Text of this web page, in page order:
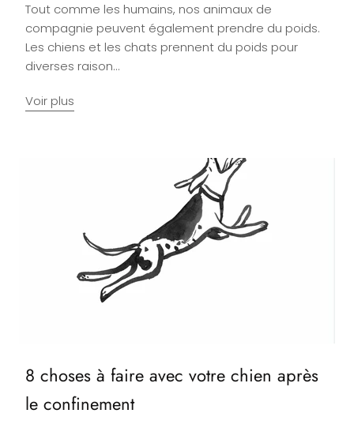
Tout comme les humains, nos animaux de
compagnie peuvent également prendre du poids.
Les chiens et les chats prennent du poids pour
diverses raison...
Voir plus
8 choses à faire avec votre chien après
le confinement